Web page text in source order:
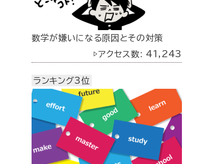
数学が嫌いになる原因とその対策
▷アクセス数: 41,243
ランキング3位